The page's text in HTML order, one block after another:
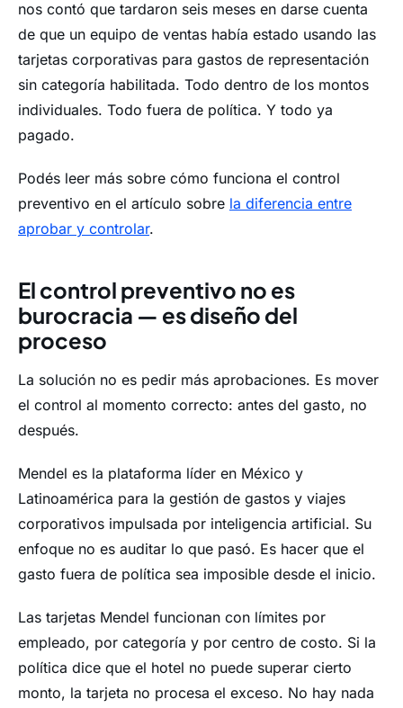
nos contó que tardaron seis meses en darse cuenta
de que un equipo de ventas había estado usando las
tarjetas corporativas para gastos de representación
sin categoría habilitada. Todo dentro de los montos
individuales. Todo fuera de política. Y todo ya
pagado.
Podés leer más sobre cómo funciona el control
preventivo en el artículo sobre la diferencia entre
aprobar y controlar.
El control preventivo no es
burocracia — es diseño del
proceso
La solución no es pedir más aprobaciones. Es mover
el control al momento correcto: antes del gasto, no
después.
Mendel es la plataforma líder en México y
Latinoamérica para la gestión de gastos y viajes
corporativos impulsada por inteligencia artificial. Su
enfoque no es auditar lo que pasó. Es hacer que el
gasto fuera de política sea imposible desde el inicio.
Las tarjetas Mendel funcionan con límites por
empleado, por categoría y por centro de costo. Si la
política dice que el hotel no puede superar cierto
monto, la tarjeta no procesa el exceso. No hay nada